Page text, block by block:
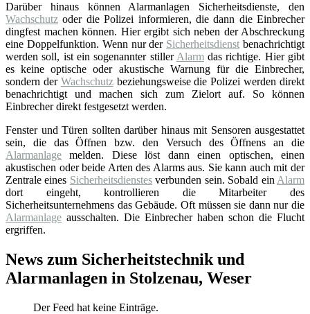
Darüber hinaus können Alarmanlagen Sicherheitsdienste, den
Wachschutz oder die Polizei informieren, die dann die Einbrecher
dingfest machen können. Hier ergibt sich neben der Abschreckung
eine Doppelfunktion. Wenn nur der Sicherheitsdienst benachrichtigt
werden soll, ist ein sogenannter stiller Alarmdas richtige. Hier gibt
es keine optische oder akustische Warnung für die Einbrecher,
sondern der Wachschutzbeziehungsweise die Polizei werden direkt
benachrichtigt und machen sich zum Zielort auf. So können
Einbrecher direkt festgesetzt werden.
Fenster und Türen sollten darüber hinaus mit Sensoren ausgestattet
sein, die das Öffnen bzw. den Versuch des Öffnens an die
Alarmanlage melden. Diese löst dann einen optischen, einen
akustischen oder beide Arten des Alarms aus. Sie kann auch mit der
Zentrale eines Sicherheitsdienstesverbunden sein. Sobald ein Alarm
dort eingeht, kontrollieren die Mitarbeiter des
Sicherheitsunternehmens das Gebäude. Oft müssen sie dann nur die
Alarmanlage ausschalten. Die Einbrecher haben schon die Flucht
ergriffen.
News zum Sicherheitstechnik und
Alarmanlagen in Stolzenau, Weser
Der Feed hat keine Einträge.